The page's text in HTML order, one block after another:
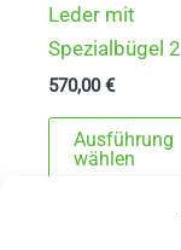
Leder mit
Spezialbügel
570,00€
Ausführung
wählen